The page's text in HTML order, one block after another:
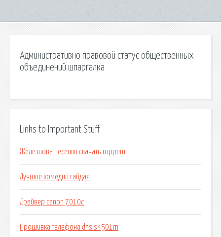
Административно правовой статус общественных
объединений шпаргалка
Links to Important Stuff
Железнова песенки скачать торрент
Лучшие комедии гайдая
Драйвер canon 7010c
Прошивка телефона dns s4501m